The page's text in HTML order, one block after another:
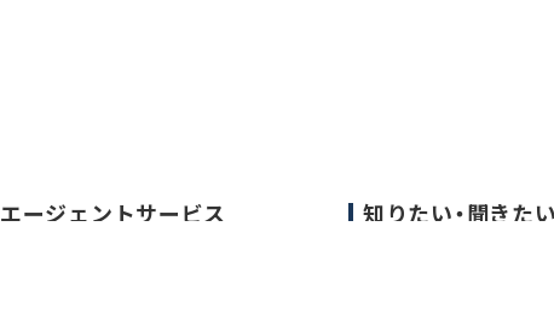
エージェントサービス 知りたい・聞きたい